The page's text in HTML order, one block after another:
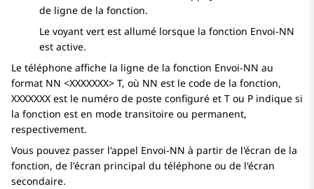
de ligne de la fonction.
Le voyant vert est allumé lorsque la fonction Envoi-NN
est active.
Le téléphone affiche la ligne de la fonction Envoi-NN au
format NN <XXXXXXX> T, où NN est le code de la fonction,
XXXXXXX est le numéro de poste configuré et T ou P indique si
la fonction est en mode transitoire ou permanent,
respectivement.
Vous pouvez passer l'appel Envoi-NN à partir de l'écran de la
fonction, de l'écran principal du téléphone ou de l'écran
secondaire.